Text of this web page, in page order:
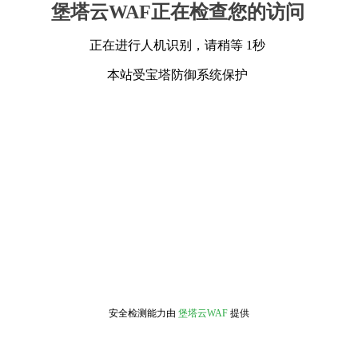
堡塔云WAF正在检查您的访问
正在进行人机识别，请稍等 1秒
本站受宝塔防御系统保护
安全检测能力由 堡塔云WAF 提供